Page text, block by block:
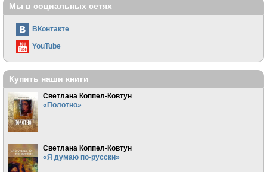
Мы в социальных сетях
ВКонтакте
YouTube
Купить наши книги
Светлана Коппел-Ковтун
«Полотно»
Светлана Коппел-Ковтун
«Я думаю по-русски»